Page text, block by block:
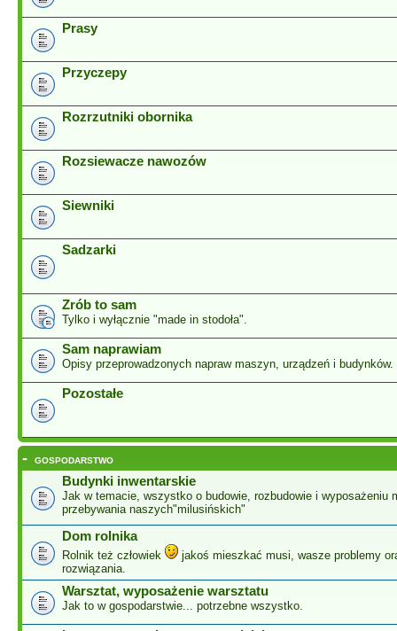
Prasy
Przyczepy
Rozrzutniki obornika
Rozsiewacze nawozów
Siewniki
Sadzarki
Zrób to sam
Tylko i wyłącznie "made in stodoła".
Sam naprawiam
Opisy przeprowadzonych napraw maszyn, urządzeń i budynków.
Pozostałe
- GOSPODARSTWO
Budynki inwentarskie
Jak w temacie, wszystko o budowie, rozbudowie i wyposażeniu
przebywania naszych"milusińskich"
Dom rolnika
Rolnik też człowiek
jakoś mieszkać musi, wasze problemy
rozwiązania.
Warsztat, wyposażenie warsztatu
Jak to w gospodarstwie... potrzebne wszystko.